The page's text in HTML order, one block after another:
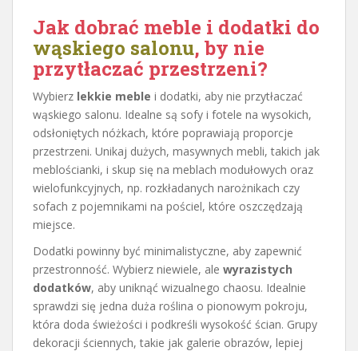
Jak dobrać meble i dodatki do
wąskiego salonu, by nie
przytłaczać przestrzeni?
Wybierz lekkie meble i dodatki, aby nie przytłaczać
wąskiego salonu. Idealne są sofy i fotele na wysokich,
odsłoniętych nóżkach, które poprawiają proporcje
przestrzeni. Unikaj dużych, masywnych mebli, takich jak
meblościanki, i skup się na meblach modułowych oraz
wielofunkcyjnych, np. rozkładanych narożnikach czy
sofach z pojemnikami na pościel, które oszczędzają
miejsce.
Dodatki powinny być minimalistyczne, aby zapewnić
przestronność. Wybierz niewiele, ale wyrazistych
dodatków, aby uniknąć wizualnego chaosu. Idealnie
sprawdzi się jedna duża roślina o pionowym pokroju,
która doda świeżości i podkreśli wysokość ścian. Grupy
dekoracji ściennych, takie jak galerie obrazów, lepiej